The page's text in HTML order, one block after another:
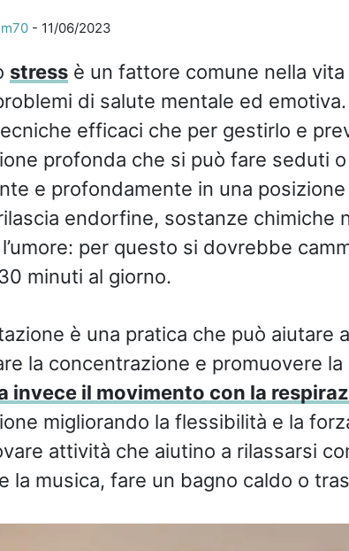
- 11/06/2023
stressè un fattore comune nella
di salute mentale ed
efficaci che per gestirlo e
profonda che si può fare seduti
e profondamente in una posizione
endorfine, sostanze chimiche
per questo si dovrebbe
minuti al giorno.
è una pratica che può aiutare
la concentrazione e promuovere la
invece il movimento con la
migliorando la flessibilità e la
attività che aiutino a rilassarsi
la musica, fare un bagno caldo o